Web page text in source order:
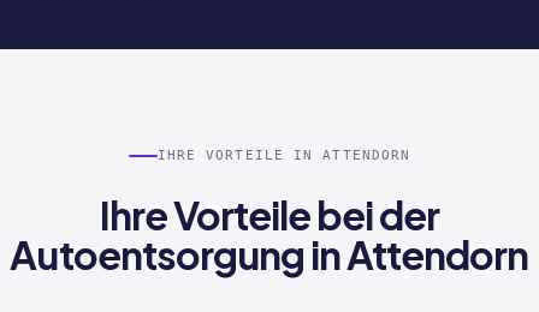
IHRE VORTEILE IN ATTENDORN
Ihre Vorteile bei der
Autoentsorgung in Attendorn